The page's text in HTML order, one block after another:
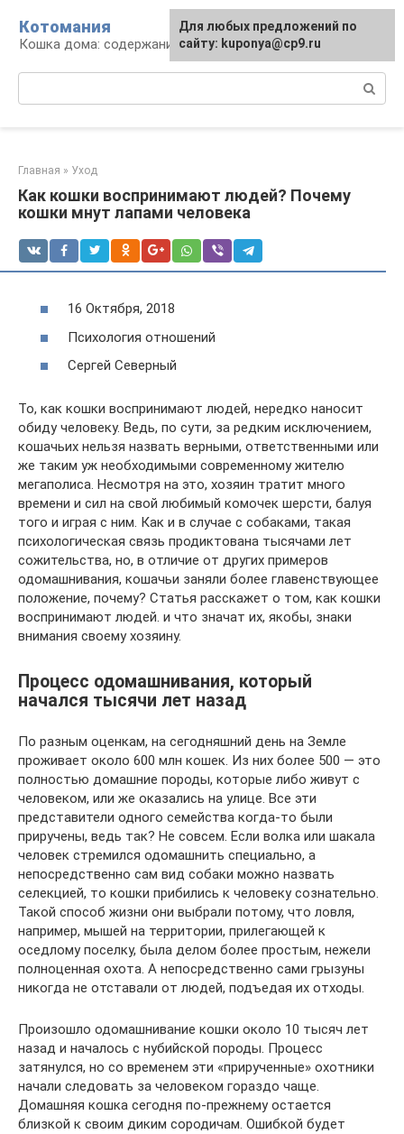
контенту
Котомания
Кошка дома: содержание и уход
Главная » Уход
Как кошки воспринимают людей? Почему
кошки мнут лапами человека
16 Октября, 2018
Психология отношений
Сергей Северный
То, как кошки воспринимают людей, нередко наносит
обиду человеку. Ведь, по сути, за редким исключением,
кошачьих нельзя назвать верными, ответственными или
же таким уж необходимыми современному жителю
мегаполиса. Несмотря на это, хозяин тратит много
времени и сил на свой любимый комочек шерсти, балуя
того и играя с ним. Как и в случае с собаками, такая
психологическая связь продиктована тысячами лет
сожительства, но, в отличие от других примеров
одомашнивания, кошачьи заняли более главенствующее
положение, почему? Статья расскажет о том, как кошки
воспринимают людей. и что значат их, якобы, знаки
внимания своему хозяину.
Процесс одомашнивания, который
начался тысячи лет назад
По разным оценкам, на сегодняшний день на Земле
проживает около 600 млн кошек. Из них более 500 — это
полностью домашние породы, которые либо живут с
человеком, или же оказались на улице. Все эти
представители одного семейства когда-то были
приручены, ведь так? Не совсем. Если волка или шакала
человек стремился одомашнить специально, а
непосредственно сам вид собаки можно назвать
селекцией, то кошки прибились к человеку сознательно.
Такой способ жизни они выбрали потому, что ловля,
например, мышей на территории, прилегающей к
оседлому поселку, была делом более простым, нежели
полноценная охота. А непосредственно сами грызуны
никогда не отставали от людей, подъедая их отходы.
Произошло одомашнивание кошки около 10 тысяч лет
назад и началось с нубийской породы. Процесс
затянулся, но со временем эти «прирученные» охотники
начали следовать за человеком гораздо чаще.
Домашняя кошка сегодня по-прежнему остается
близкой к своим диким сородичам. Ошибкой будет
Для любых предложений по
сайту: kuponya@cp9.ru